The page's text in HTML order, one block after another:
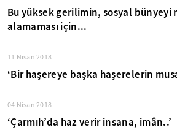
Bu yüksek gerilimin, sosyal bünyeyi
alamaması için...
11 Nisan 2018
‘Bir haşereye başka haşerelerin
04 Nisan 2018
‘Çarmıh’da haz verir insana, imân..’